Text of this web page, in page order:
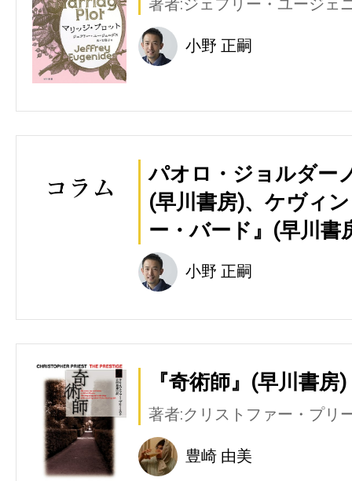
著者:ジェフリー・ユージェ
小野 正嗣
パオロ・ジョルダー
(早川書房)、ケヴィ
ー・バード』(早川書
小野 正嗣
『奇術師』(早川書房)
著者:クリストファー・プリ
豊崎 由美